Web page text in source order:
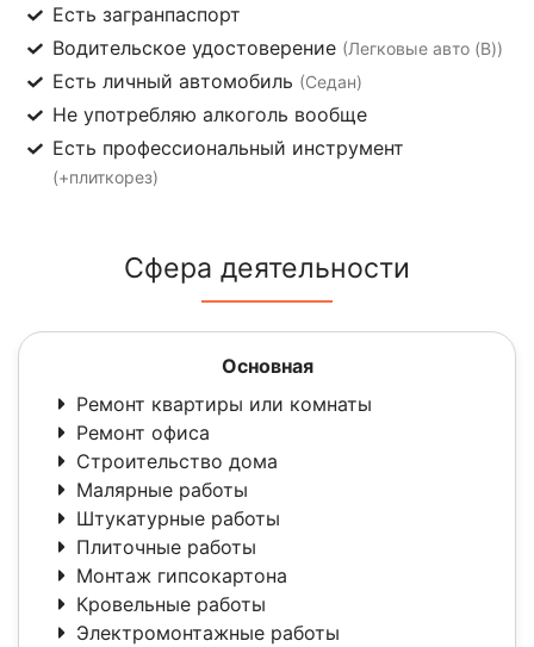
Есть загранпаспорт
Водительское удостоверение (Легковые авто (B))
Есть личный автомобиль (Седан)
Не употребляю алкоголь вообще
Есть профессиональный инструмент
(+плиткорез)
Сфера деятельности
Основная
Ремонт квартиры или комнаты
Ремонт офиса
Строительство дома
Малярные работы
Штукатурные работы
Плиточные работы
Монтаж гипсокартона
Кровельные работы
Электромонтажные работы